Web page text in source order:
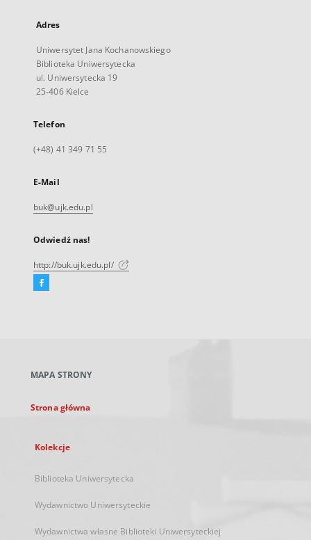
Adres
Uniwersytet Jana Kochanowskiego
Biblioteka Uniwersytecka
ul. Uniwersytecka 19
25-406 Kielce
Telefon
(+48) 41 349 71 55
E-Mail
buk@ujk.edu.pl
Odwiedź nas!
http://buk.ujk.edu.pl/
Facebook
karcie
MAPA STRONY
Strona główna
Kolekcje
Biblioteka Uniwersytecka
Wydawnictwo Uniwersyteckie
Wydawnictwa własne Biblioteki Uniwersyteckiej